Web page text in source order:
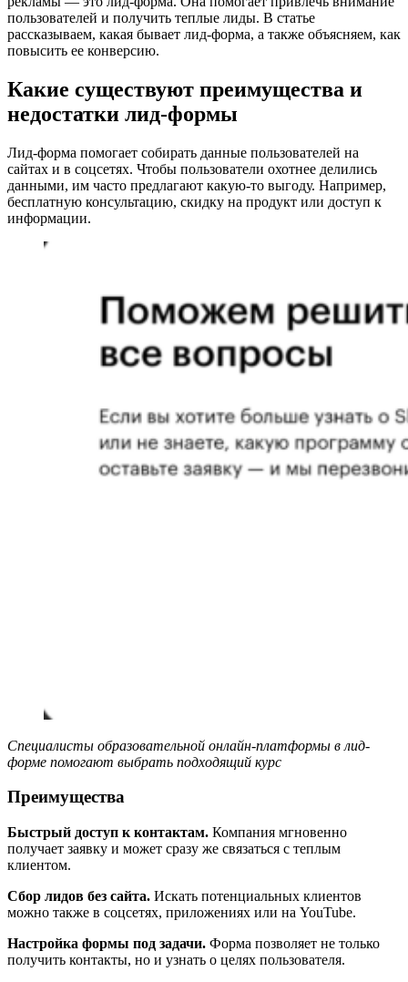
пользователей и получить теплые лиды. В статье
рассказываем, какая бывает лид-форма, а также объясняем, как
повысить ее конверсию.
Какие существуют преимущества и
недостатки лид-формы
Лид-форма помогает собирать данные пользователей на
сайтах и в соцсетях. Чтобы пользователи охотнее делились
данными, им часто предлагают какую-то выгоду. Например,
бесплатную консультацию, скидку на продукт или доступ к
информации.
Специалисты образовательной онлайн-платформы в лид-
форме помогают выбрать подходящий курс
Преимущества
Быстрый доступ к контактам. Компания мгновенно
получает заявку и может сразу же связаться с теплым
клиентом.
Сбор лидов без сайта. Искать потенциальных клиентов
можно также в соцсетях, приложениях или на YouTube.
Настройка формы под задачи. Форма позволяет не только
получить контакты, но и узнать о целях пользователя.